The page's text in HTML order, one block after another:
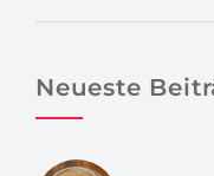
Neueste